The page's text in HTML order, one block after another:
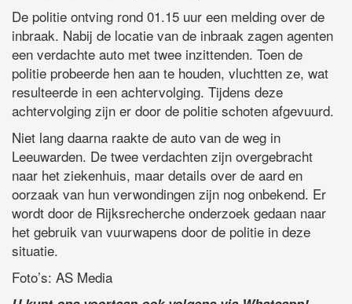
De politie ontving rond 01.15 uur een melding over de
inbraak. Nabij de locatie van de inbraak zagen agenten
een verdachte auto met twee inzittenden. Toen de
politie probeerde hen aan te houden, vluchtten ze, wat
resulteerde in een achtervolging. Tijdens deze
achtervolging zijn er door de politie schoten afgevuurd.
Niet lang daarna raakte de auto van de weg in
Leeuwarden. De twee verdachten zijn overgebracht
naar het ziekenhuis, maar details over de aard en
oorzaak van hun verwondingen zijn nog onbekend. Er
wordt door de Rijksrecherche onderzoek gedaan naar
het gebruik van vuurwapens door de politie in deze
situatie.
Foto’s: AS Media